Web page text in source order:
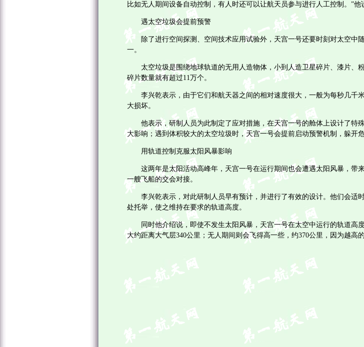
比如无人期间设备自动控制，有人时还可以让航天员参与进行人工控制。”他
遇太空垃圾会提前预警
除了进行空间探测、空间技术应用试验外，天宫一号还要时刻对太空中随
一。
太空垃圾是围绕地球轨道的无用人造物体，小到人造卫星碎片、漆片、
碎片数量就有超过11万个。
李兴乾表示，由于它们和航天器之间的相对速度很大，一般为每秒几千
大损坏。
他表示，研制人员为此制定了应对措施，在天宫一号的舱体上设计了特
大影响；遇到体积较大的太空垃圾时，天宫一号会提前启动预警机制，躲开
用轨道控制克服太阳风暴影响
这两年是太阳活动高峰年，天宫一号在运行期间也会遭遇太阳风暴，带
一艘飞船的交会对接。
李兴乾表示，对此研制人员早有预计，并进行了有效的设计。他们会适
处托举，使之维持在要求的轨道高度。
同时他介绍说，即使不发生太阳风暴，天宫一号在太空中运行的轨道高
大约距离大气层340公里；无人期间则会飞得高一些，约370公里，因为越高